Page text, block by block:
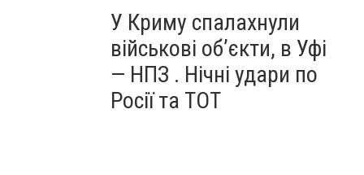
У Криму спалахнули
військові об’єкти, в Уфі
— НПЗ . Нічні удари по
Росії та ТОТ